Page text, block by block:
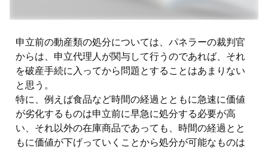
申立前の動産類の処分については、パネラーの裁判官
からは、申立代理人が関与して行うのであれば、それ
を破産手続に入ってから問題とすることはあまりない
と思う。
特に、例えば食品など時間の経過とともに急速に価値
が劣化するものは申立前に早急に処分する必要が高
い、それ以外の在庫商品であっても、時間の経過とと
もに価値が下げっていくことから処分が可能なものは